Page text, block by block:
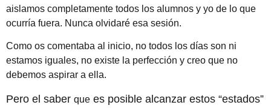
aislamos completamente todos los alumnos y yo de lo que
ocurría fuera. Nunca olvidaré esa sesión.
Como os comentaba al inicio, no todos los días son ni
estamos iguales, no existe la perfección y creo que no
debemos aspirar a ella.
Pero el saber que es posible alcanzar estos “estados”